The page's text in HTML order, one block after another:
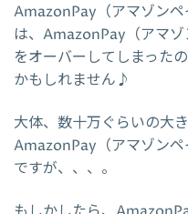
AmazonPay（アマゾン
は、AmazonPay（アマ
をオーバーしてしまった
かもしれません♪
大体、数十万ぐらいの大
AmazonPay（アマゾン
ですが、、、。